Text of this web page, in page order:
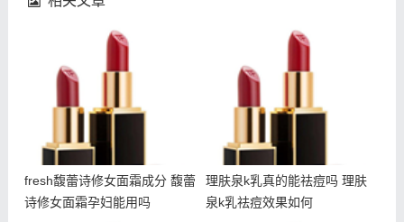
fresh馥蕾诗修女面霜成分
fresh馥蕾诗修女面霜成分 馥蕾
诗修女面霜孕妇能用吗
理肤泉k乳真的能祛痘吗 理
理肤泉k乳真的能祛痘吗 理肤
泉k乳祛痘效果如何